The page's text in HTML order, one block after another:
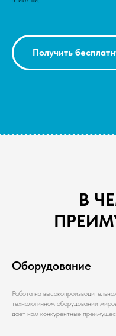
Получить
В
Оборудование
Работа на
технологичном оборудовании
дает нам конкурентные